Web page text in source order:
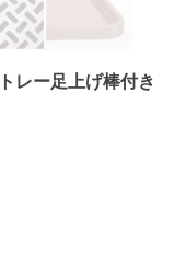
レー足上げ棒付き